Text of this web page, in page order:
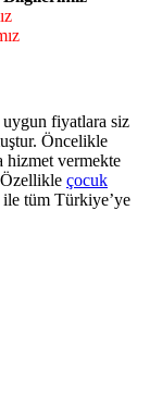
fiyatlara siz
Öncelikle
hizmet vermekte
çocuk
tüm Türkiye’ye